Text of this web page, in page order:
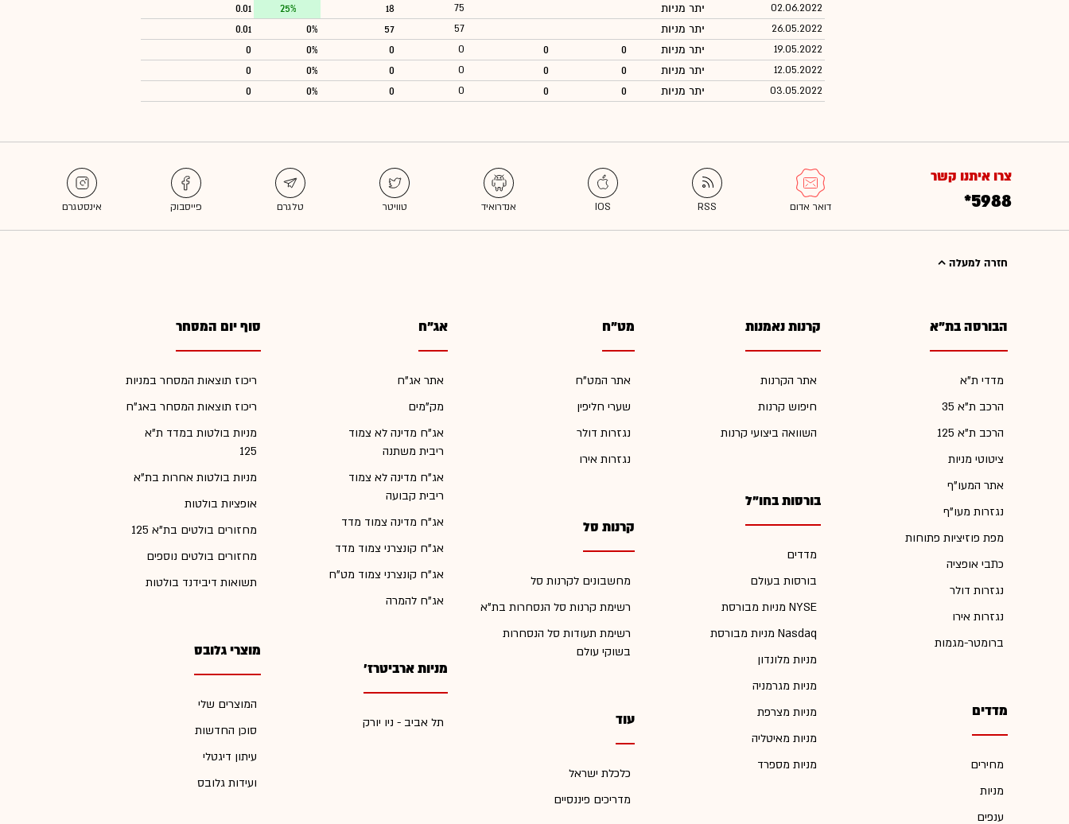
02.06.2022 יתר מניות 75
18
25%
0.01
26.05.2022 יתר מניות 57
57
0%
0.01
19.05.2022 יתר מניות 0
0
0
0
0%
0
12.05.2022 יתר מניות 0
0
0
0
0%
0
03.05.2022 יתר מניות 0
0
0
0
0%
0
צרו איתנו קשר
*5988
חזרה למעלה
הבורסה בת"א
מדדי ת"א
הרכב ת"א 35
הרכב ת"א 125
ציטוטי מניות
אתר המעו"ף
נגזרות מעו"ף
מפת פוזיציות פתוחות
כתבי אופציה
נגזרות דולר
נגזרות אירו
ברומטר-מגמות
מדדים
מחירים
מניות
ענפים
קרנות נאמנות
אתר הקרנות
חיפוש קרנות
השוואה ביצועי קרנות
בורסות בחו"ל
מדדים
בורסות בעולם
מניות מבורסת NYSE
מניות מבורסת Nasdaq
מניות מלונדון
מניות מגרמניה
מניות מצרפת
מניות מאיטליה
מניות מספרד
מט"ח
אתר המט"ח
שערי חליפין
נגזרות דולר
נגזרות אירו
קרנות סל
מחשבונים לקרנות סל
רשימת קרנות סל הנסחרות בת"א
רשימת תעודות סל הנסחרות
בשוקי עולם
עוד
כלכלת ישראל
מדריכים פיננסיים
אג"ח
אתר אג"ח
מק"מים
אג"ח מדינה לא צמוד
ריבית משתנה
אג"ח מדינה לא צמוד
ריבית קבועה
אג"ח מדינה צמוד מדד
אג"ח קונצרני צמוד מדד
אג"ח קונצרני צמוד מט"ח
אג"ח להמרה
מניות ארביטרז'
תל אביב - ניו יורק
סוף יום המסחר
ריכוז תוצאות המסחר במניות
ריכוז תוצאות המסחר באג"ח
מניות בולטות במדד ת"א
125
מניות בולטות אחרות בת"א
אופציות בולטות
מחזורים בולטים בת"א 125
מחזורים בולטים נוספים
תשואות דיבידנד בולטות
מוצרי גלובס
המוצרים שלי
סוכן החדשות
עיתון דיגטלי
ועידות גלובס